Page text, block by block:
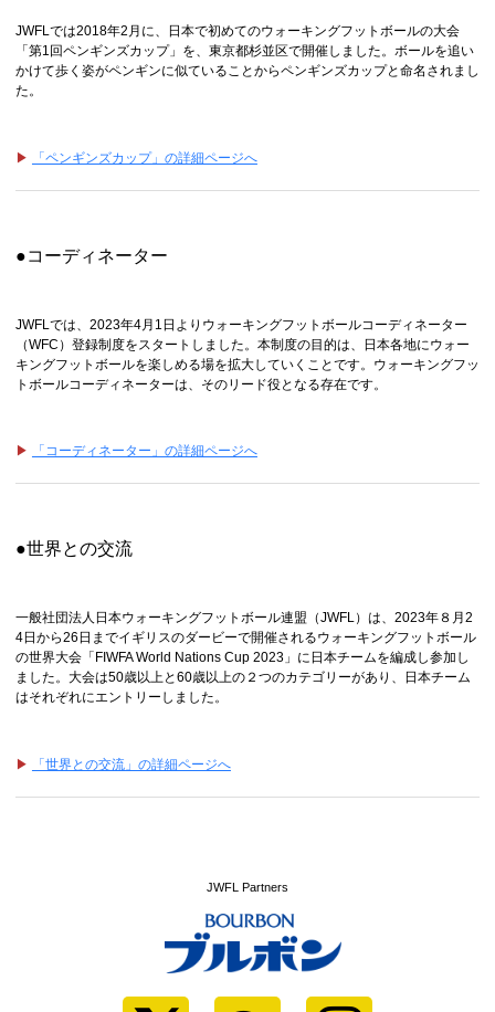
JWFLでは2018年2月に、日本で初めてのウォーキングフットボールの大会
「第1回ペンギンズカップ」を、東京都杉並区で開催しました。ボールを追い
かけて歩く姿がペンギンに似ていることからペンギンズカップと命名されまし
た。
▶ 「ペンギンズカップ」の詳細ページへ
●コーディネーター
JWFLでは、2023年4月1日よりウォーキングフットボールコーディネーター
（WFC）登録制度をスタートしました。本制度の目的は、日本各地にウォー
キングフットボールを楽しめる場を拡大していくことです。ウォーキングフッ
トボールコーディネーターは、そのリード役となる存在です。
▶ 「コーディネーター」の詳細ページへ
●世界との交流
一般社団法人日本ウォーキングフットボール連盟（JWFL）は、2023年８月2
4日から26日までイギリスのダービーで開催されるウォーキングフットボール
の世界大会「FIWFA World Nations Cup 2023」に日本チームを編成し参加し
ました。大会は50歳以上と60歳以上の２つのカテゴリーがあり、日本チーム
はそれぞれにエントリーしました。
▶ 「世界との交流」の詳細ページへ
JWFL Partners